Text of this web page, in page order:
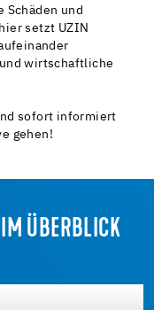
Schäden und
setzt UZIN
wirtschaftliche
sofort informiert
gehen!
ÜBERBLICK